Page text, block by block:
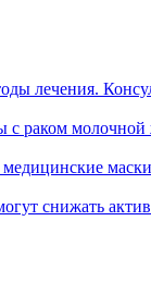
лечения.
раком молочной
медицинские
снижать